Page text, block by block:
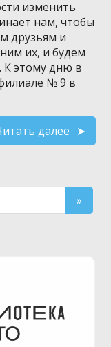
изменить
нам, чтобы
друзьям и
их, и будем
этому дню в
№ 9 в
далее